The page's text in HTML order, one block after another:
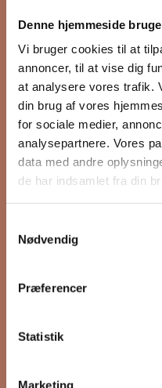
Denne hjemmeside
Vi bruger cookies til at
annoncer, til at vise dig
at analysere vores trafik.
din brug af vores
for sociale medier,
analysepartnere. Vores
data med andre
de har indsamlet fra din
Nødvendig
Præferencer
Statistik
Marketing
Hold dig
på
sender vi
VIP Åbent
boliger til